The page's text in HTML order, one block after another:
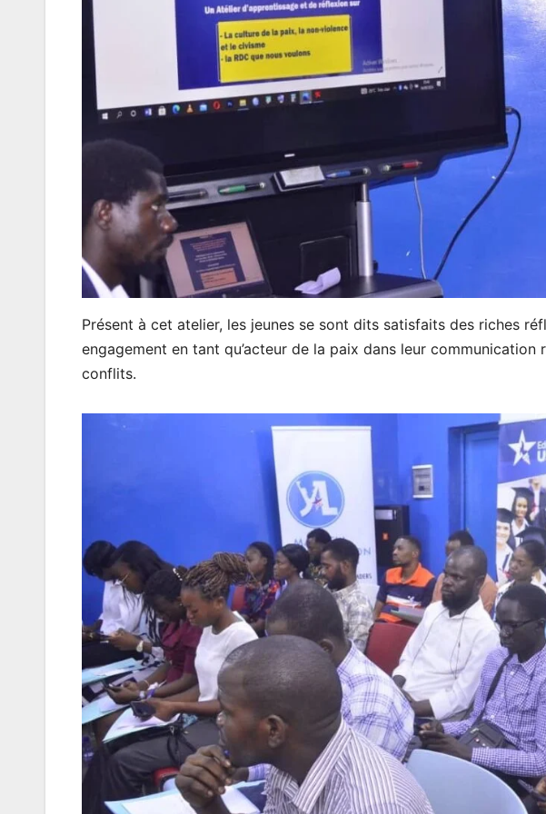
Présent à cet atelier, les jeunes se sont dits satisfaits des riches
engagement en tant qu’acteur de la paix dans leur
conflits.